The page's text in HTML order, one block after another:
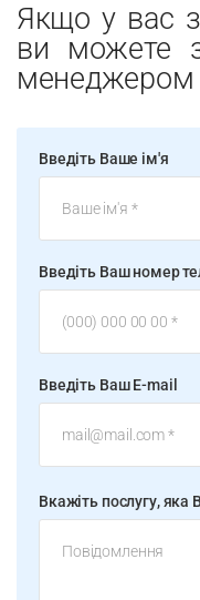
Якщо у вас
ви можете
менеджером
Введіть Ваше ім'я
Введіть Ваш номер
Введіть Ваш E-mail
Вкажіть послугу, яка